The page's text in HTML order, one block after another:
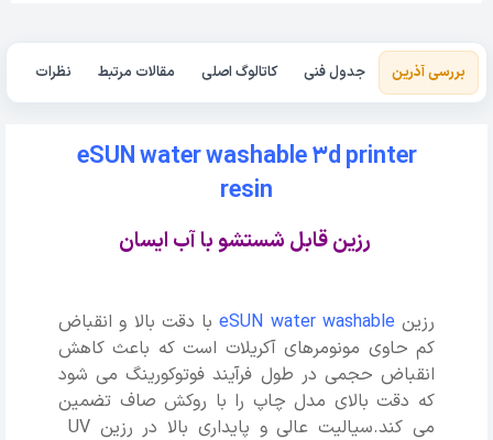
بررسی آذرین جدول فنی کاتالوگ اصلی مقالات مرتبط نظرات
eSUN water washable 3d printer
resin
رزین قابل شستشو با آب ایسان
رزین eSUN water washableبا دقت بالا و انقباض
کم حاوی مونومرهای آکریلات است که باعث کاهش
انقباض حجمی در طول فرآیند فوتوکورینگ می شود
که دقت بالای مدل چاپ را با روکش صاف تضمین